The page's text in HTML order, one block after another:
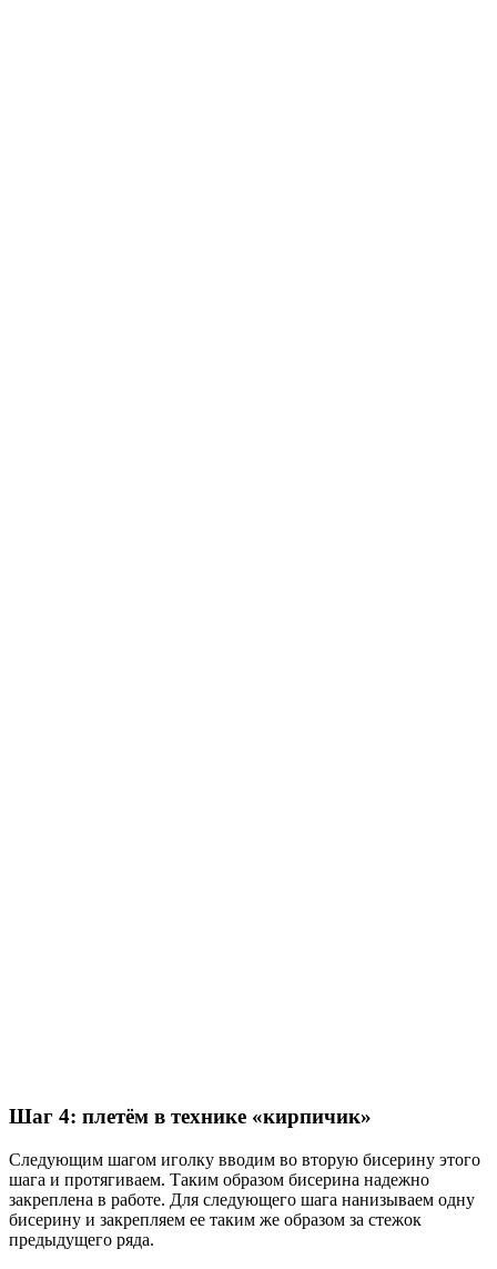
Шаг 4: плетём в технике «кирпичик»
Следующим шагом иголку вводим во вторую бисерину этого
шага и протягиваем. Таким образом бисерина надежно
закреплена в работе. Для следующего шага нанизываем одну
бисерину и закрепляем ее таким же образом за стежок
предыдущего ряда.